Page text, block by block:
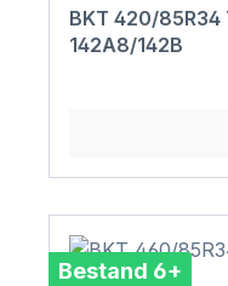
BKT 420/85R34
142A8/142B
Bestand 6+